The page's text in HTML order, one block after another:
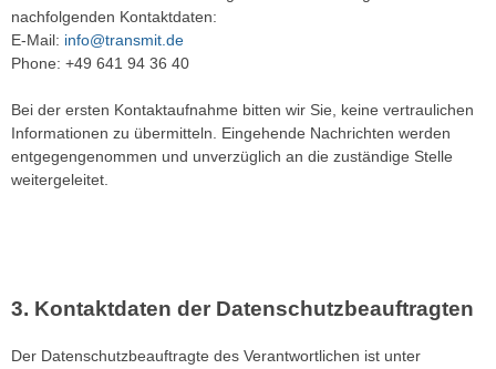
nachfolgenden Kontaktdaten:
E-Mail: info@transmit.de
Phone: +49 641 94 36 40
Bei der ersten Kontaktaufnahme bitten wir Sie, keine vertraulichen
Informationen zu übermitteln. Eingehende Nachrichten werden
entgegengenommen und unverzüglich an die zuständige Stelle
weitergeleitet.
Kontaktdaten der Datenschutzbeauftragten
Der Datenschutzbeauftragte des Verantwortlichen ist unter